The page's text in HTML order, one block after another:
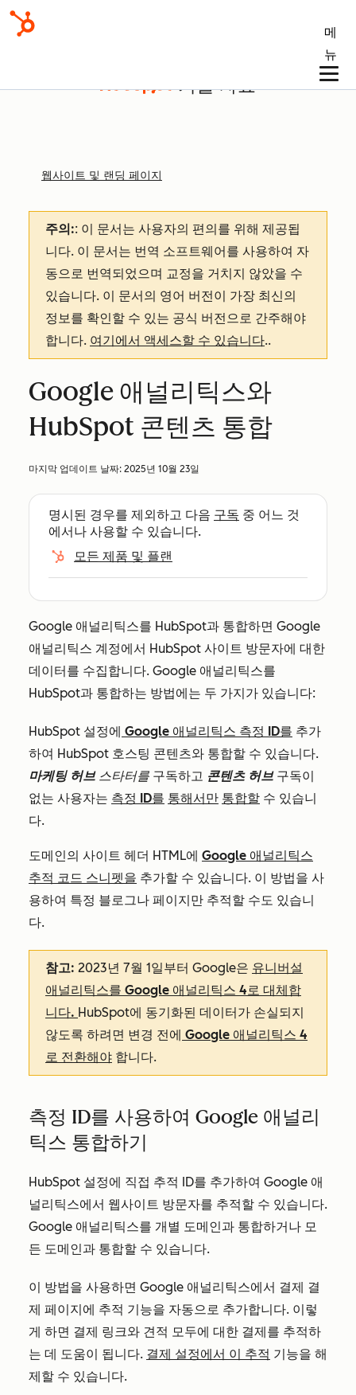
메
뉴
기술 자료
웹사이트 및 랜딩 페이지
주의:: 이 문서는 사용자의 편의를 위해 제공됩
니다. 이 문서는 번역 소프트웨어를 사용하여 자
동으로 번역되었으며 교정을 거치지 않았을 수
있습니다. 이 문서의 영어 버전이 가장 최신의
정보를 확인할 수 있는 공식 버전으로 간주해야
합니다. 여기에서 액세스할 수 있습니다..
Google 애널리틱스와
HubSpot 콘텐츠 통합
마지막 업데이트 날짜: 2025년 10월 23일
명시된 경우를 제외하고 다음 구독 중 어느 것
에서나 사용할 수 있습니다.
모든 제품 및 플랜
Google 애널리틱스를 HubSpot과 통합하면 Google
애널리틱스 계정에서 HubSpot 사이트 방문자에 대한
데이터를 수집합니다. Google 애널리틱스를
HubSpot과 통합하는 방법에는 두 가지가 있습니다:
HubSpot 설정에 Google 애널리틱스 측정 ID를 추가
하여 HubSpot 호스팅 콘텐츠와 통합할 수 있습니다.
마케팅 허브스타터를 구독하고 콘텐츠 허브구독이
없는 사용자는 측정 ID를 통해서만 통합할 수 있습니
다.
도메인의 사이트 헤더 HTML에 Google 애널리틱스
추적 코드 스니펫을 추가할 수 있습니다. 이 방법을 사
용하여 특정 블로그나 페이지만 추적할 수도 있습니
다.
참고: 2023년 7월 1일부터 Google은 유니버설
애널리틱스를 Google 애널리틱스 4로 대체합
니다. HubSpot에 동기화된 데이터가 손실되지
않도록 하려면 변경 전에 Google 애널리틱스 4
로 전환해야 합니다.
측정 ID를 사용하여 Google 애널리
틱스 통합하기
HubSpot 설정에 직접 추적 ID를 추가하여 Google 애
널리틱스에서 웹사이트 방문자를 추적할 수 있습니다.
Google 애널리틱스를 개별 도메인과 통합하거나 모
든 도메인과 통합할 수 있습니다.
이 방법을 사용하면 Google 애널리틱스에서 결제 결
제 페이지에 추적 기능을 자동으로 추가합니다. 이렇
게 하면 결제 링크와 견적 모두에 대한 결제를 추적하
는 데 도움이 됩니다. 결제 설정에서 이 추적 기능을 해
제할 수 있습니다.